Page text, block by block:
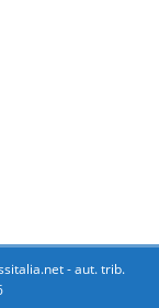
- aut. trib.